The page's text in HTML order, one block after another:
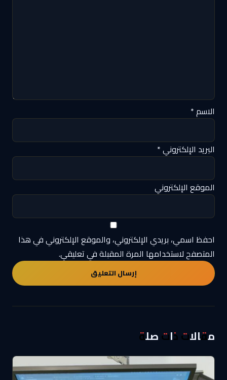
الاسم*
البريد الإلكتروني*
الموقع الإلكتروني
احفظ اسمي، بريدي الإلكتروني، والموقع الإلكتروني في هذا
المتصفح لاستخدامها المرة المقبلة في تعليقي.
مقالات ذات صلة